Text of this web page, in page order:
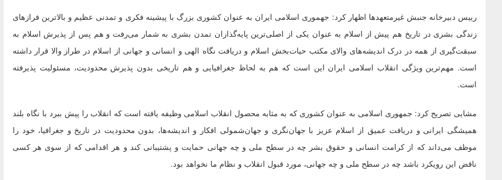
رییس دبیرخانه جنبش غیرمتعهدها اظهار کرد: جهموری اسلامی ایران به عنوان کشوری بزرگ با پیشینه فکری و تمدنی عظیم و بالاترین فرازهای
زندگی بشری در تاریخ هم پیش از اسلام به عنوان یکی از اصلی‌ترین پایه‌گذاران تمدن بشری به شمار می‌رفت و هم پس از پذیرش اسلام به
سبقت‌گیری از همه در درک اندیشه‌های والای مکتب حیات‌بخش اسلام و دریافت نگاه الهی و انسانی و جهانی از اسلام در طراز والا قرار داشته
است. مهم‌ترین ویژگی انقلاب اسلامی ایران این است که هم به لحاظ جغرافیایی و هم تاریخی بدون پذیرش محدودیت، مسئولیت پذیرفته
است.
مشایی تصریح کرد: جمهوری اسلامی به عنوان کشوری که به مثابه محصول انقلاب اسلامی وظیفه یافته است که انقلاب را پیش ببرد با نگاه بلند
همیشگی ایرانی و دریافت عمیق از اسلام عزیز با جهان‌نگری و جهان‌شمولی افکار و اندیشه‌ها، بدون محدودیت در تاریخ و جغرافیا، خود را
موظف می‌داند که از کرامت انسانی و حقوق بشر چه در سطح ملی و چه جهانی حمایت و پشتیبانی کند و هر اقدامی که از سوی هر کسی
ناقض این رویکرد باشد چه در سطح ملی و چه جهانی، مورد قبول انقلاب و نظام ما نخواهد بود.